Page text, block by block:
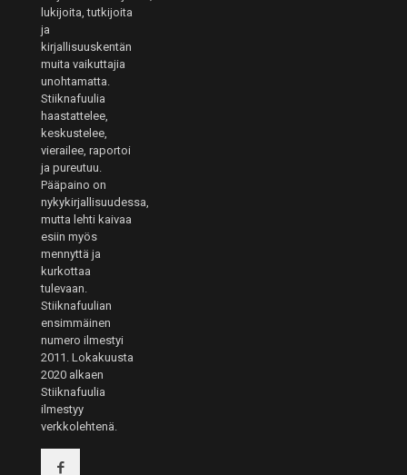
lukijoita, tutkijoita
ja
kirjallisuuskentän
muita vaikuttajia
unohtamatta.
Stiiknafuulia
haastattelee,
keskustelee,
vierailee, raportoi
ja pureutuu.
Pääpaino on
nykykirjallisuudessa,
mutta lehti kaivaa
esiin myös
mennyttä ja
kurkottaa
tulevaan.
Stiiknafuulian
ensimmäinen
numero ilmestyi
2011. Lokakuusta
2020 alkaen
Stiiknafuulia
ilmestyy
verkkolehtenä.